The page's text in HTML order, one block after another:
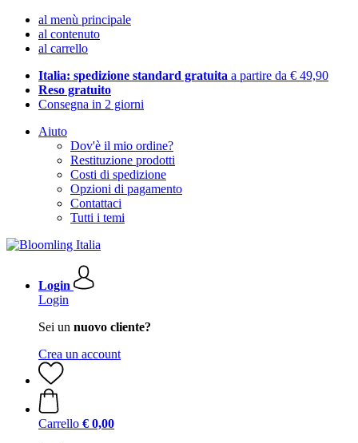
al menù principale
al contenuto
al carrello
Italia: spedizione standard gratuita a partire da € 49,90
Reso gratuito
Consegna in 2 giorni
Aiuto
Dov'è il mio ordine?
Restituzione prodotti
Costi di spedizione
Opzioni di pagamento
Contattaci
Tutti i temi
Login
Login
Sei un nuovo cliente?
Crea un account
Carrello € 0,00